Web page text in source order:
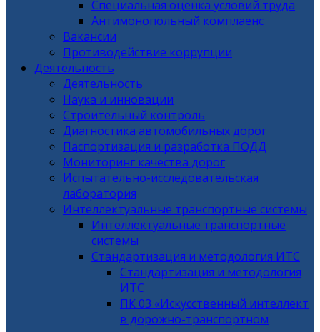
Специальная оценка условий труда
Антимонопольный комплаенс
Вакансии
Противодействие коррупции
Деятельность
Деятельность
Наука и инновации
Строительный контроль
Диагностика автомобильных дорог
Паспортизация и разработка ПОДД
Мониторинг качества дорог
Испытательно-исследовательская
лаборатория
Интеллектуальные транспортные системы
Интеллектуальные транспортные
системы
Стандартизация и методология ИТС
Стандартизация и методология
ИТС
ПК 03 «Искусственный интеллект
в дорожно-транспортном